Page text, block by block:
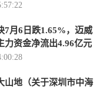
7月6日跌1.65%，迈威
力资金净流出4.96亿元
山地（关于深圳市中海